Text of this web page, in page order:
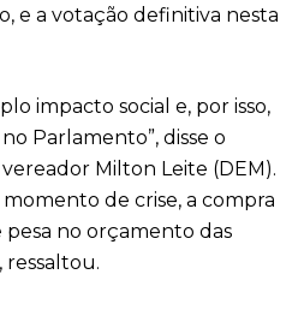
e a votação definitiva nesta
impacto social e, por isso,
Parlamento”, disse o
Milton Leite (DEM).
de crise, a compra
pesa no orçamento das
ressaltou.